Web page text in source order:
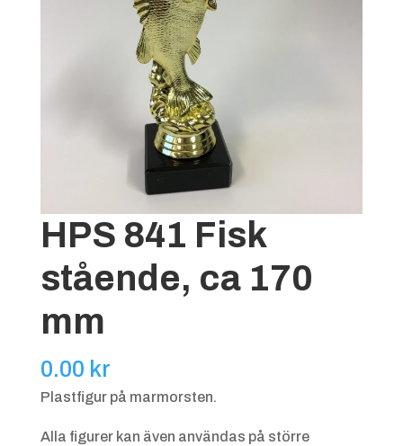
HPS 841 Fisk
stående, ca 170
mm
0.00 kr
Plastfigur på marmorsten.
Alla figurer kan även användas på större